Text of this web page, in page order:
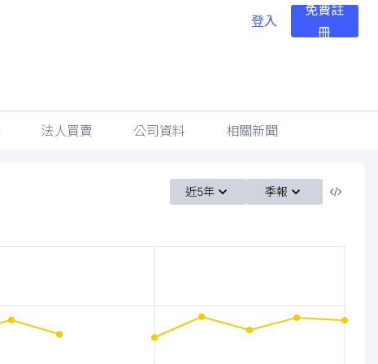
登入
免費註
冊
法人買賣 公司資料 相關新聞
近5年 季報